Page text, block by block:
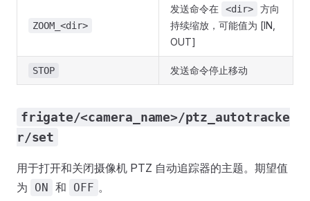
ZOOM_<dir>
发送命令在 <dir>
方向
持续缩放，可能值为 [IN,
OUT]
STOP 发送命令停止移动
frigate/<camera_name>/ptz_autotracke
r/set
用于打开和关闭摄像机 PTZ 自动追踪器的主题。期望值
为
ON 和 OFF 。